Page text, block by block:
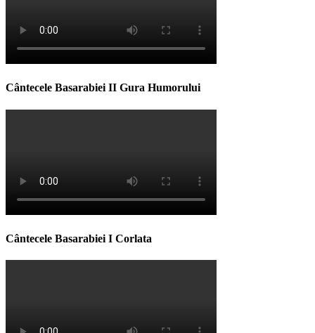
Cântecele Basarabiei II Gura Humorului
Cântecele Basarabiei I Corlata